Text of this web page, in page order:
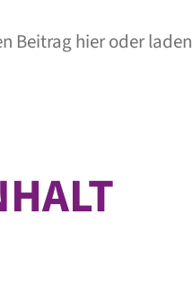
Beitrag hier oder